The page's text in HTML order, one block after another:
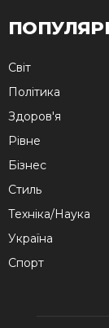
Cвіт
Політика
Здоров'я
Рівне
Бізнес
Стиль
Техніка/Наука
Україна
Спорт